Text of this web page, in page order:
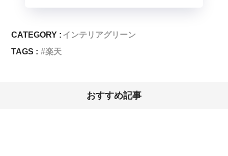
CATEGORY : インテリアグリーン
TAGS :
楽天
おすすめ記事